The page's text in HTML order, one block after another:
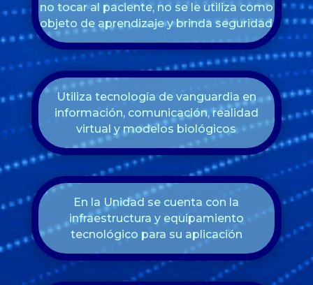
no tocar al paciente, no se le utiliza como
objeto de aprendizaje y brinda seguridad
Utiliza tecnología de vanguardia en
información, comunicación, realidad
virtual y modelos biológicos
En la Unidad se cuenta con la
infraestructura y equipamiento
tecnológico para su aplicación